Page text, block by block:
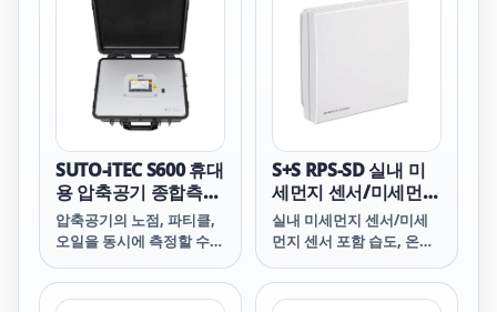
through 6 mm quick-
5.0 &mu;m (depending
on model) Optional
integrated 5” touch
screen with
SUTO-iTEC S600 휴대
용 압축공기 종합측정
기
압축공기의 노점, 파티클,
오일을 동시에 측정할 수
검사 장비입니다.
S+S RPS-SD 실내 미
세먼지 센서/미세먼지
센서 포함 습도, 온도,
미세먼지(PM), CO2
실내 미세먼지 센서/미세
먼지 센서 포함 습도, 온도,